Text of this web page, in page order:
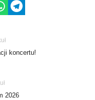
koncertu!
2026